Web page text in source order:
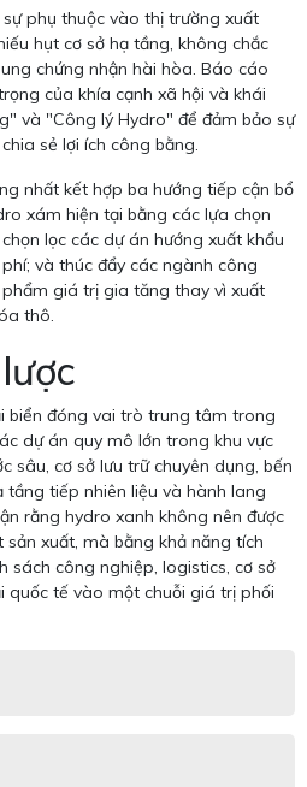
phụ thuộc vào thị trường xuất
hụt cơ sở hạ tầng, không chắc
chứng nhận hài hòa. Báo cáo
của khía cạnh xã hội và khái
và "Công lý Hydro" để đảm bảo sự
sẻ lợi ích công bằng.
nhất kết hợp ba hướng tiếp cận bổ
xám hiện tại bằng các lựa chọn
lọc các dự án hướng xuất khẩu
và thúc đẩy các ngành công
giá trị gia tăng thay vì xuất
thô.
biển đóng vai trò trung tâm trong
dự án quy mô lớn trong khu vực
sâu, cơ sở lưu trữ chuyên dụng, bến
tầng tiếp nhiên liệu và hành lang
rằng hydro xanh không nên được
xuất, mà bằng khả năng tích
sách công nghiệp, logistics, cơ sở
quốc tế vào một chuỗi giá trị phối